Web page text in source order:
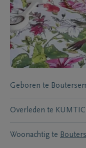
Geboren te
Overleden te
Woonachtig te